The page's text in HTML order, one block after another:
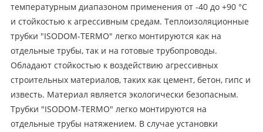
температурным диапазоном применения от -40 до +90 °С
и стойкостью к агрессивным средам. Теплоизоляционные
трубки "ISODOM-TERMO" легко монтируются как на
отдельные трубы, так и на готовые трубопроводы.
Обладают стойкостью к воздействию агрессивных
строительных материалов, таких как цемент, бетон, гипс и
известь. Материал является экологически безопасным.
Трубки "ISODOM-TERMO" легко монтируются на
отдельные трубы натяжением. В случае установки